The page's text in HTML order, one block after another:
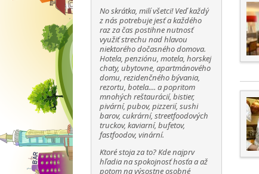
No skrátka, milí všetci! Veď každý
z nás potrebuje jesť a každého
raz za čas postihne nutnosť
využiť strechu nad hlavou
niektorého dočasného domova.
Hotela, penziónu, motela, horskej
chaty, ubytovne, apartmánového
domu, rezidenčného bývania,
rezortu, botela.... a popritom
mnohých reštaurácií, bistier,
pivární, pubov, pizzerií, sushi
barov, cukrární, streetfoodových
truckov, kaviarní, bufetov,
fastfoodov, vinární.
Ktoré stoja za to? Kde najprv
hľadia na spokojnosť hosťa a až
potom na výsostne osobné